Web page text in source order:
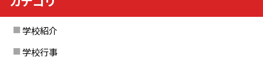
学校紹介
学校行事